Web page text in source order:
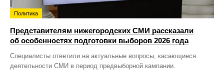
Политика
Представителям нижегородских СМИ рассказали
об особенностях подготовки выборов 2026 года
Специалисты ответили на актуальные вопросы, касающиеся
деятельности СМИ в период предвыборной кампании.